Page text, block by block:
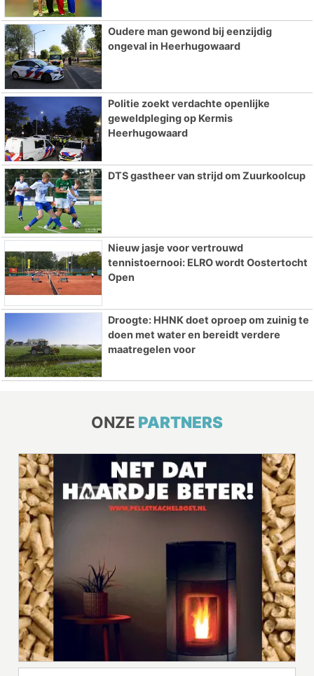
Oudere man gewond bij eenzijdig
ongeval in Heerhugowaard
Politie zoekt verdachte openlijke
geweldpleging op Kermis
Heerhugowaard
DTS gastheer van strijd om Zuurkoolcup
Nieuw jasje voor vertrouwd
tennistoernooi: ELRO wordt Oostertocht
Open
Droogte: HHNK doet oproep om zuinig te
doen met water en bereidt verdere
maatregelen voor
ONZE PARTNERS